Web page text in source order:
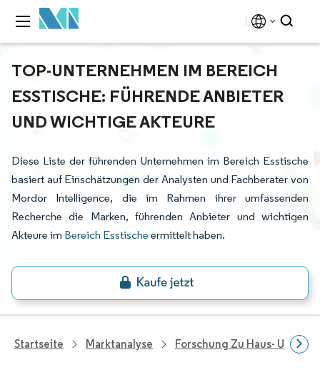
TOP-UNTERNEHMEN IM BEREICH
ESSTISCHE: FÜHRENDE ANBIETER
UND WICHTIGE AKTEURE
Diese Liste der führenden Unternehmen im Bereich Esstische
basiert auf Einschätzungen der Analysten und Fachberater von
Mordor Intelligence, die im Rahmen ihrer umfassenden
Recherche die Marken, führenden Anbieter und wichtigen
Akteure im Bereich Esstische ermittelt haben.
Startseite Marktanalyse Forschung Zu Haus- Und